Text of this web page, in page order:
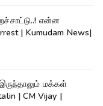
என்ன
| Kumudam News|
மக்கள்
| CM Vijay |